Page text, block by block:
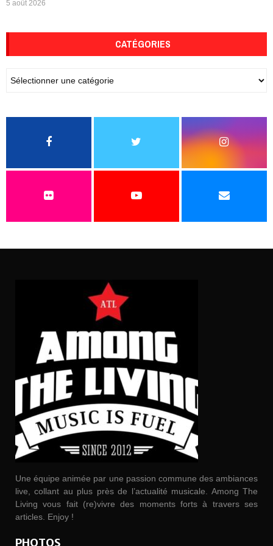
5 août 2026
CATÉGORIES
Une équipe animée par une passion commune des ambiances
live, collant au plus près de l’actualité musicale. Among The
Living vous fait (re)vivre des moments forts à travers ses
articles. Enjoy !
PHOTOS